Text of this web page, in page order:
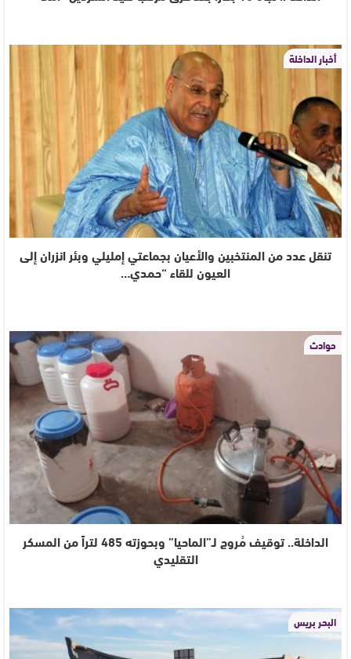
أخبار الداخلة
تنقل عدد من المنتخبين والأعيان بجماعتي إمليلي وبئر انزران إلى
العيون للقاء “حمدي…
حوادث
الداخلة.. توقيف مُروج لـ”الماحيا” وبحوزته 485 لتراً من المسكر
التقليدي
البحر بريس